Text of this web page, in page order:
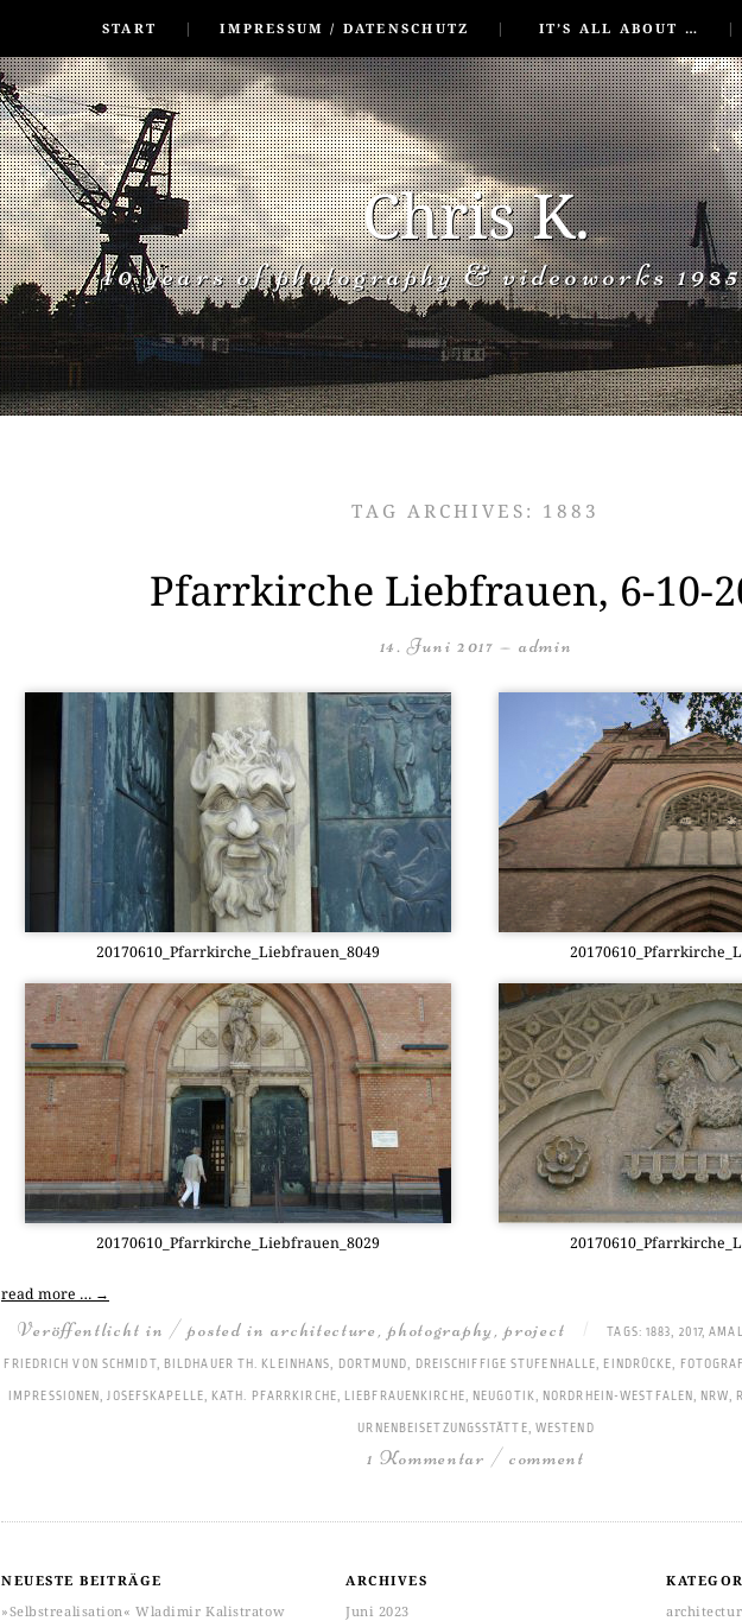
START
IMPRESSUM / DATENSCHUTZ IT’S ALL ABOUT …
Chris K.
40 years of photography & videoworks
TAG ARCHIVES: 1883
Pfarrkirche Liebfrauen, 6-10-
14. Juni 2017 — admin
20170610_Pfarrkirche_Liebfrauen_8049
20170610_Pfarrkirche_Liebfrauen_8029
read more … →
Veröffentlicht in / posted inarchitecture,photography,project TAGS: 1883, 2017,
FRIEDRICH VON SCHMIDT, BILDHAUER TH. KLEINHANS, DORTMUND, DREISCHIFFIGE STUFENHALLE, EINDRÜCKE,
IMPRESSIONEN,JOSEFSKAPELLE, KATH. PFARRKIRCHE, LIEBFRAUENKIRCHE, NEUGOTIK, NORDRHEIN-WESTFALEN, NRW,
URNENBEISETZUNGSSTÄTTE, WESTEND
1 Kommentar / comment
NEUESTE BEITRÄGE
»Selbstrealisation« Wladimir Kalistratow
ARCHIVES
Juni 2023